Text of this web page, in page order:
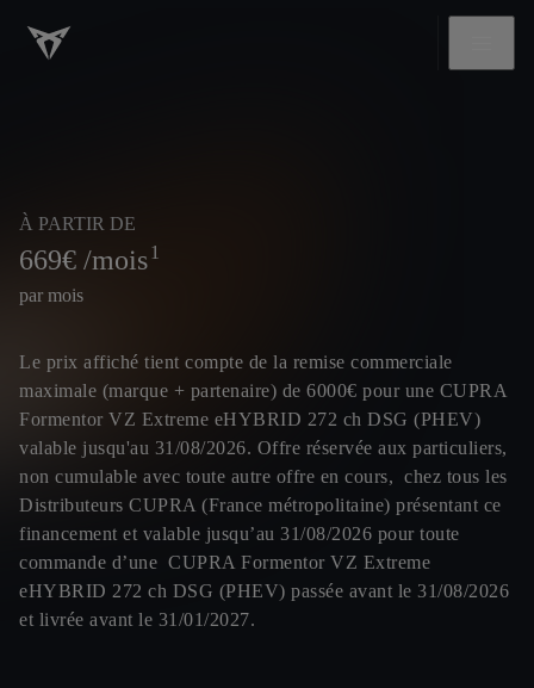
À PARTIR DE
669€ /mois1
par mois
Le prix affiché tient compte de la remise commerciale
maximale (marque + partenaire) de 6000€ pour une CUPRA
Formentor VZ Extreme eHYBRID 272 ch DSG (PHEV)
valable jusqu'au 31/08/2026. Offre réservée aux particuliers,
non cumulable avec toute autre offre en cours, chez tous les
Distributeurs CUPRA (France métropolitaine) présentant ce
financement et valable jusqu’au 31/08/2026 pour toute
commande d’une CUPRA Formentor VZ Extreme
eHYBRID 272 ch DSG (PHEV) passée avant le 31/08/2026
et livrée avant le 31/01/2027.